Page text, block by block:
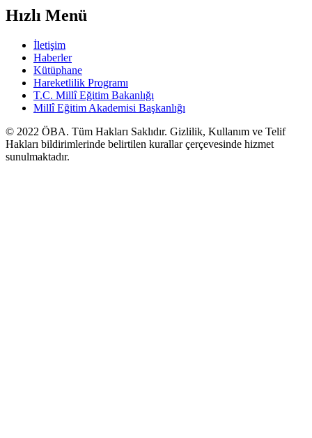
Hızlı Menü
İletişim
Haberler
Kütüphane
Hareketlilik Programı
T.C. Millî Eğitim Bakanlığı
Millî Eğitim Akademisi Başkanlığı
© 2022 ÖBA. Tüm Hakları Saklıdır. Gizlilik, Kullanım ve Telif
Hakları bildirimlerinde belirtilen kurallar çerçevesinde hizmet
sunulmaktadır.